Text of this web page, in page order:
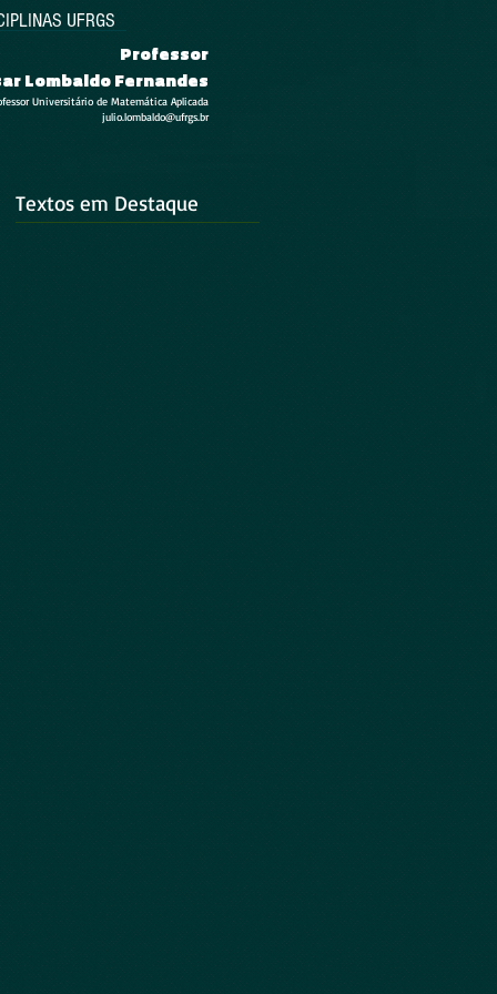
UFRGS
Professor
Lombaldo Fernandes
Universitário de Matemática Aplicada
julio.lombaldo@ufrgs.br
Textos em Destaque